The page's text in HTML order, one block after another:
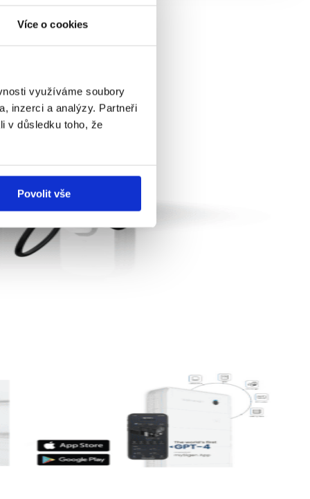
Více o cookies
využíváme soubory
inzerci a analýzy. Partneři
v důsledku toho, že
Povolit vše